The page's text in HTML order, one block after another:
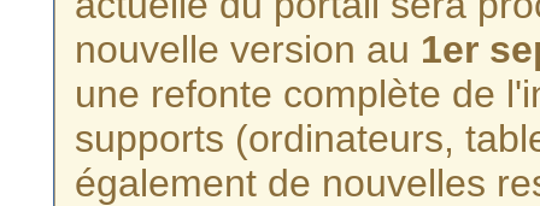
nouvelle version au 1er
une refonte complète de
supports (ordinateurs,
également de nouvelles